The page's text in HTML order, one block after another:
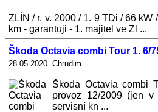
ZLÍN / r. v. 2000 / 1. 9 TDi / 66 kW
km - garantuji - 1. majitel ve Zl ...
Škoda Octavia combi Tour 1. 6/
28.05.2020 Chrudim
Škoda Octavia combi
provoz 12/2009 (jen
servisní kn ...